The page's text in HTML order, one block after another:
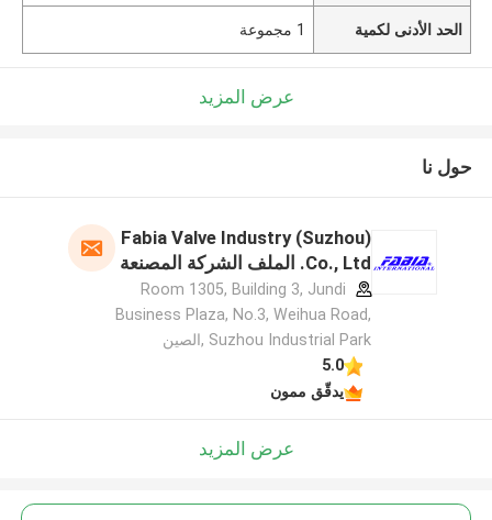
الحد الأدنى لكمية 1 مجموعة
عرض المزيد
حول نا
Fabia Valve Industry (Suzhou)
Co., Ltd. الملف الشركة المصنعة
Room 1305, Building 3, Jundi
Business Plaza, No.3, Weihua Road,
Suzhou Industrial Park ,الصين
5.0
يدقّق ممون
عرض المزيد